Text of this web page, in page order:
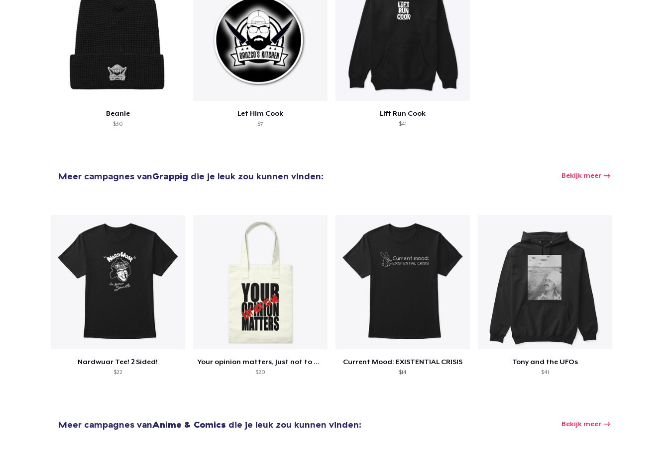
Beanie
$30
Let Him Cook
$7
Lift Run Cook
$41
Meer campagnes vanGrappig die je leuk zou kunnen vinden: Bekijk meer
Nardwuar Tee! 2 Sided!
$22
Your opinion matters, Just not to me!
$20
Current Mood: EXISTENTIAL CRISIS
$14
Tony and the UFOs
$41
Meer campagnes vanAnime & Comics die je leuk zou kunnen vinden: Bekijk meer
winkelwagen toegevoegd Ga naar winkelwagen
Ga door naar de Kassa Doorgaan met winkelen